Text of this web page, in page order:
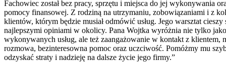
Fachowiec został bez pracy, sprzętu i miejsca do jej wykonywania
pomocy finansowej. Z rodziną na utrzymaniu, zobowiązaniami i z
klientów, którym będzie musiał odmówić usług. Jego warsztat cieszy
najlepszymi opiniami w okolicy. Pana Wojtka wyróżnia nie tylko
wykonywanych usług, ale też zaangażowanie w kontakt z klientem,
rozmowa, bezinteresowna pomoc oraz uczciwość. Pomóżmy mu
odzyskać straty i nadzieję na dalsze życie jego firmy.”